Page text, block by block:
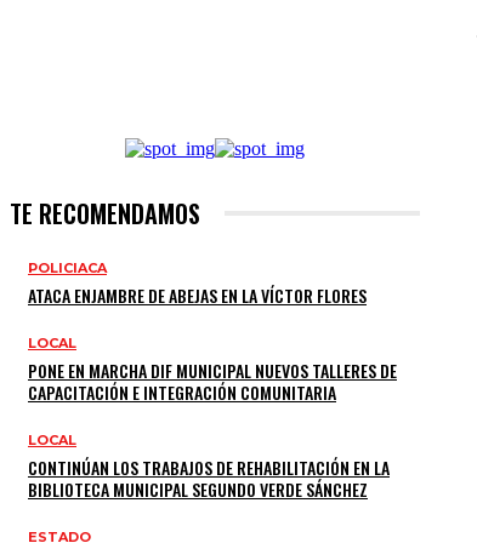
TE RECOMENDAMOS
POLICIACA
ATACA ENJAMBRE DE ABEJAS EN LA VÍCTOR FLORES
LOCAL
PONE EN MARCHA DIF MUNICIPAL NUEVOS TALLERES DE
CAPACITACIÓN E INTEGRACIÓN COMUNITARIA
LOCAL
CONTINÚAN LOS TRABAJOS DE REHABILITACIÓN EN LA
BIBLIOTECA MUNICIPAL SEGUNDO VERDE SÁNCHEZ
ESTADO